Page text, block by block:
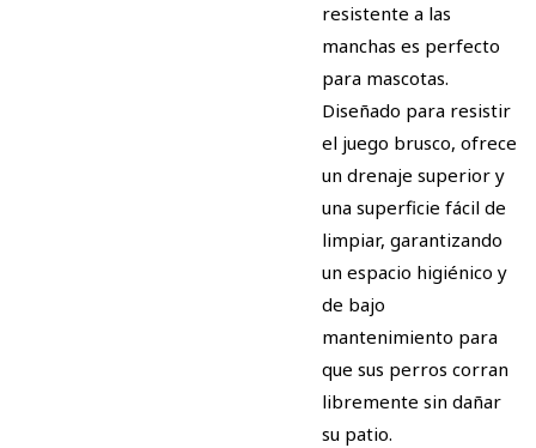
resistente a las
manchas es perfecto
para mascotas.
Diseñado para resistir
el juego brusco, ofrece
un drenaje superior y
una superficie fácil de
limpiar, garantizando
un espacio higiénico y
de bajo
mantenimiento para
que sus perros corran
libremente sin dañar
su patio.